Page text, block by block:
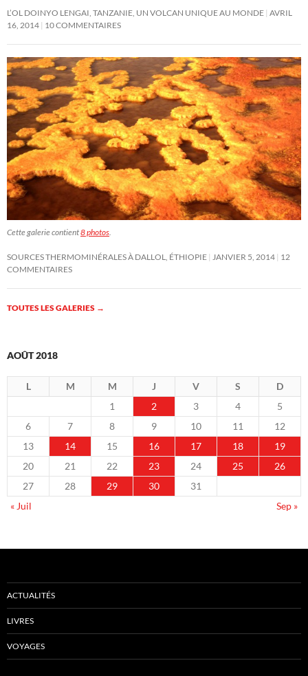
L’OL DOINYO LENGAI, TANZANIE, UN VOLCAN UNIQUE AU MONDE AVRIL
16, 2014 10 COMMENTAIRES
Cette galerie contient8 photos.
SOURCES THERMOMINÉRALES À DALLOL, ÉTHIOPIE JANVIER 5, 2014 12
COMMENTAIRES
TOUTES LES GALERIES →
AOÛT 2018
L M M J V S
D
1
2 3 4
5
6
7 8 9 10 11
12
13
14 15 16 17 18
19
20
21 22 23 24 25
26
27
28 29 30
31
« Juil
Sep »
ACTUALITÉS
LIVRES
VOYAGES